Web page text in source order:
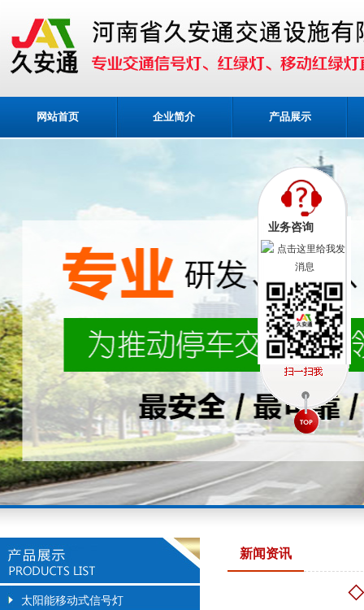
网站首页 企业简介 产品展示
太阳能移动式信号灯
新闻资讯
◇
业务咨询